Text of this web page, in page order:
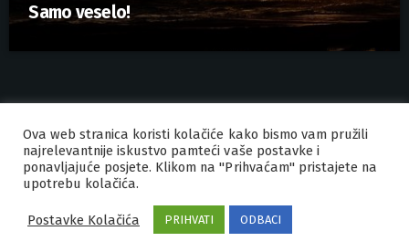
Samo veselo!
IZRADA I HOSTINGORBIS
MARKETING
PRAVILA PRIVATNOSTI
Ova web stranica koristi kolačiće kako bismo vam pružili
najrelevantnije iskustvo pamteći vaše postavke i
ponavljajuće posjete. Klikom na "Prihvaćam" pristajete na
upotrebu kolačića.
Postavke Kolačića PRIHVATI ODBACI